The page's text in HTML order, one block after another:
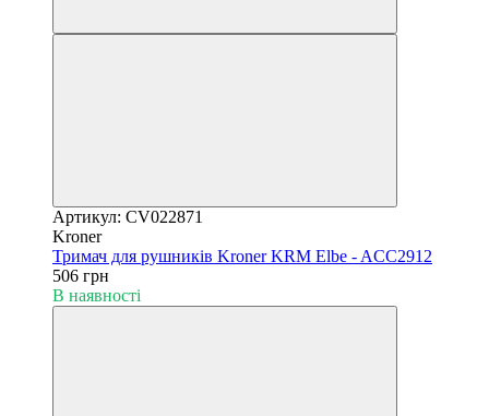
Артикул: CV022871
Kroner
Тримач для рушників Kroner KRM Elbe - ACC2912
506 грн
В наявності